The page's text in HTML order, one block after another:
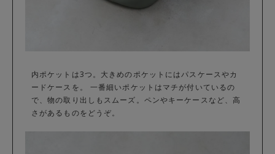
内ポケットは3つ。大きめのポケットにはパスケースやカ
ードケースを。 一番細いポケットはマチが付いているの
で、物の取り出しもスムーズ。ペンやキーケースなど、高
さがあるものをどうぞ。